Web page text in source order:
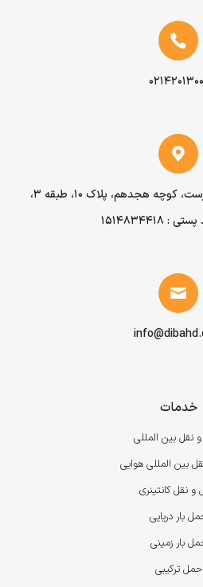
میدان آرژانتین، خیابان بخارست، کوچه هجدهم، پلاک ۱۰، طبقه ۳،
خدمات
نقل بین المللی
بین المللی هوایی
نقل کانتینری
بار دریایی
بار زمینی
حمل ترکیبی